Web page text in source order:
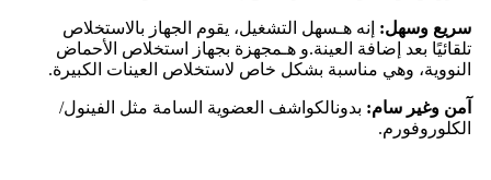
سريع وسهل: إنه هـسهل التشغيل، يقوم الجهاز بالاستخلاص
تلقائيًا بعد إضافة العينة.و هـمجهزة بجهاز استخلاص الأحماض
النووية، وهي مناسبة بشكل خاص لاستخلاص العينات الكبيرة.
آمن وغير سام: بدونالكواشف العضوية السامة مثل الفينول/
الكلوروفورم.